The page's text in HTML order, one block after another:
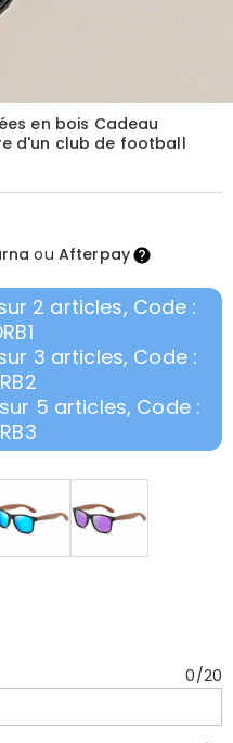
en bois Cadeau
d'un club de football
ou Afterpay
2 articles, Code :
3 articles, Code :
5 articles, Code :
0/20